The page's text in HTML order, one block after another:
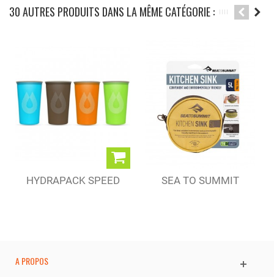
30 AUTRES PRODUITS DANS LA MÊME CATÉGORIE :
HYDRAPACK SPEED
SEA TO SUMMIT
A PROPOS